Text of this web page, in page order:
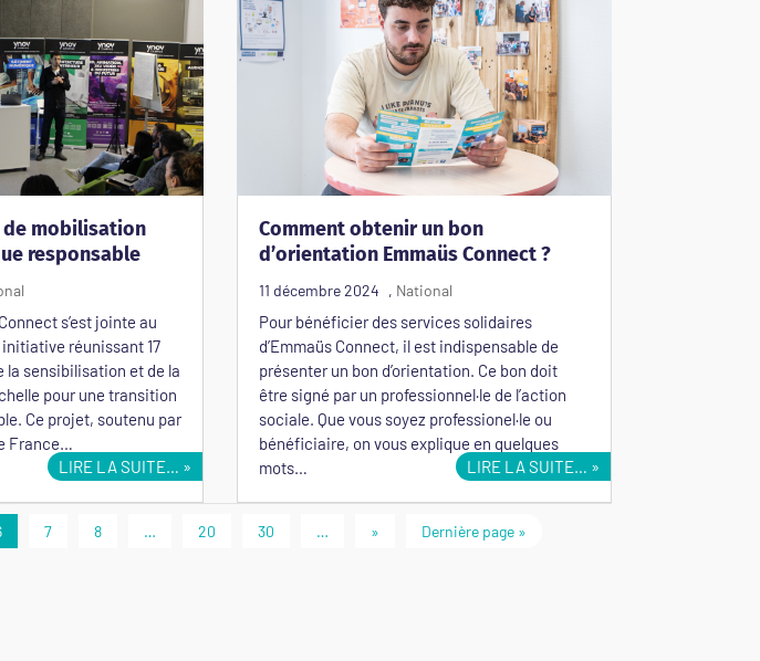
de mobilisation
responsable
s’est jointe au
réunissant 17
la sensibilisation et de la
pour une transition
Ce projet, soutenu par
France…
LIRE LA SUITE…
Comment obtenir un bon
d’orientation Emmaüs Connect ?
Pour bénéficier des services solidaires
d’Emmaüs Connect, il est indispensable de
présenter un bon d’orientation. Ce bon doit
être signé par un professionnel·le de l’action
sociale. Que vous soyez professionel·le ou
bénéficiaire, on vous explique en quelques
mots…
LIRE LA SUITE…
7 8 … 20 30 … » Dernière page »